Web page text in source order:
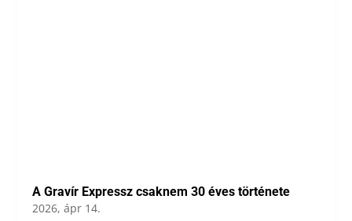
A Gravír Expressz csaknem 30 éves története
2026, ápr 14.